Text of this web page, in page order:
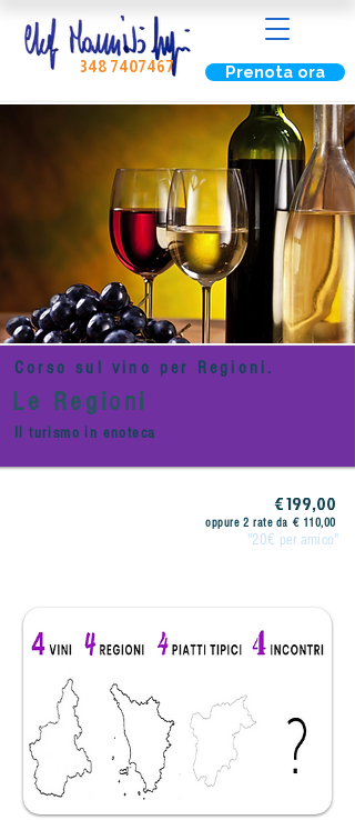
Prenota ora
348 7407467
Corso sul vino per Regioni.
Le Regioni
Il turismo in enoteca
€ 199,00
oppure 2 rate da € 110,00
"20€ per amico"